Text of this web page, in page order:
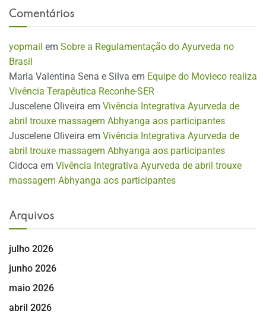
Comentários
yopmail em Sobre a Regulamentação do Ayurveda no
Brasil
Maria Valentina Sena e Silva em Equipe do Movieco realiza
Vivência Terapêutica Reconhe-SER
Juscelene Oliveira em Vivência Integrativa Ayurveda de
abril trouxe massagem Abhyanga aos participantes
Juscelene Oliveira em Vivência Integrativa Ayurveda de
abril trouxe massagem Abhyanga aos participantes
Cidoca em Vivência Integrativa Ayurveda de abril trouxe
massagem Abhyanga aos participantes
Arquivos
julho 2026
junho 2026
maio 2026
abril 2026